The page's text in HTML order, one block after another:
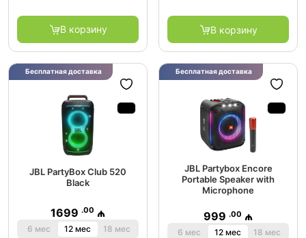
В корзину В корзину
JBL PartyBox Club 520
Black
1699 .00 ₼
6 мес 12 мес 18 мес
Бесплатная доставка
JBL Partybox Encore
Portable Speaker with
Microphone
999 .00 ₼
6 мес 12 мес 18 мес
Бесплатная доставка